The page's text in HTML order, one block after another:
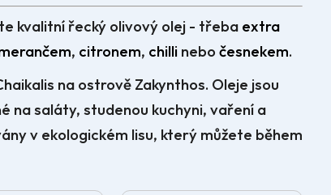
kvalitní řecký olivový olej - třeba extra
, citronem, chilli nebo česnekem.
na ostrově Zakynthos. Oleje jsou
na saláty, studenou kuchyni, vaření a
v ekologickém lisu, který můžete během